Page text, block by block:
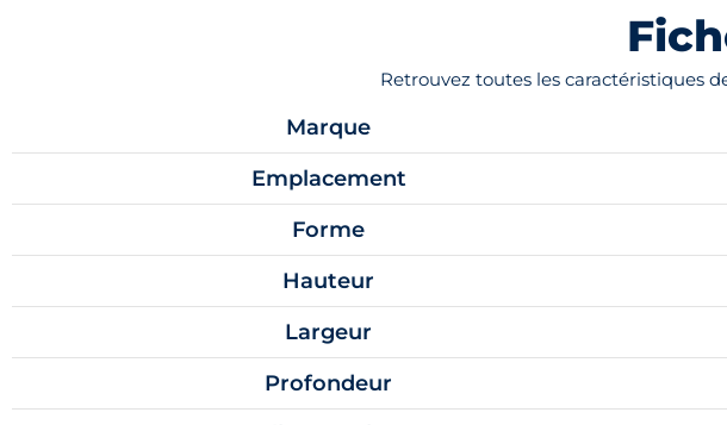
Retrouvez toutes les caractéristiques
Marque
Emplacement
Forme
Hauteur
Largeur
Profondeur